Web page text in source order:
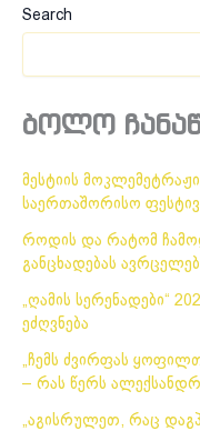
Search
ბოლო
მესტიის
საერთაშორისო
როდის და რატომ
განცხადებას
„ღამის სერენადები“
ეძღვნება
„ჩემს ძვირფას
– რას წერს
„აგისრულეთ, რაც